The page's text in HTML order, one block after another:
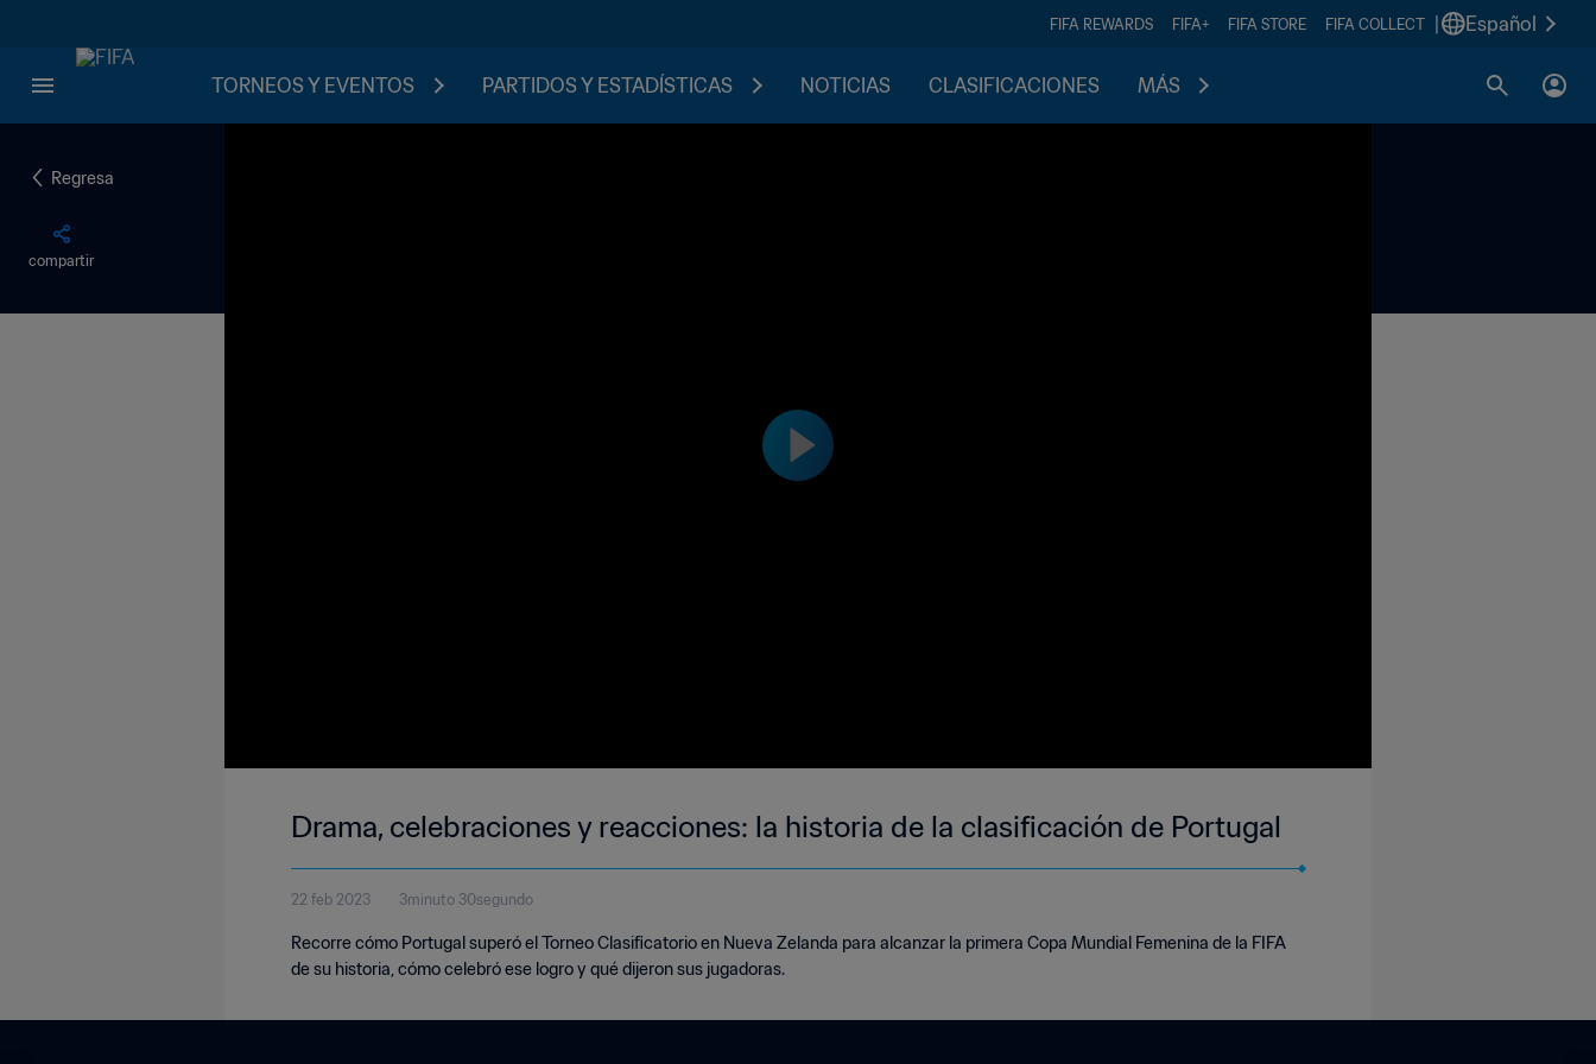
FIFA REWARDS FIFA+ FIFA STORE FIFA COLLECT Español
TORNEOS Y EVENTOS PARTIDOS Y ESTADÍSTICAS NOTICIAS CLASIFICACIONES MÁS
Regresa
compartir
Drama, celebraciones y reacciones: la historia de la clasificación de Portugal
22 feb 2023 3minuto 30segundo
Recorre cómo Portugal superó el Torneo Clasificatorio en Nueva Zelanda para alcanzar la primera Copa Mundial Femenina de la FIFA
de su historia, cómo celebró ese logro y qué dijeron sus jugadoras.